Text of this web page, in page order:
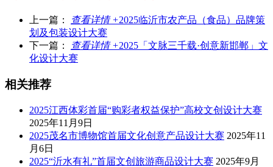
上一篇： 查看详情 +2025临沂市农产品（食品）品牌策
划及包装设计大赛
下一篇：
查看详情 +2025「文脉三千载·创意新邯郸」文
化设计大赛
相关推荐
2025江西体彩首届“购彩者权益保护”高校文创设计大赛
2025年11月9日
2025茂名市博物馆首届文化创意产品设计大赛 2025年11
月6日
2025“沂水有礼”首届文创旅游商品设计大赛 2025年9月